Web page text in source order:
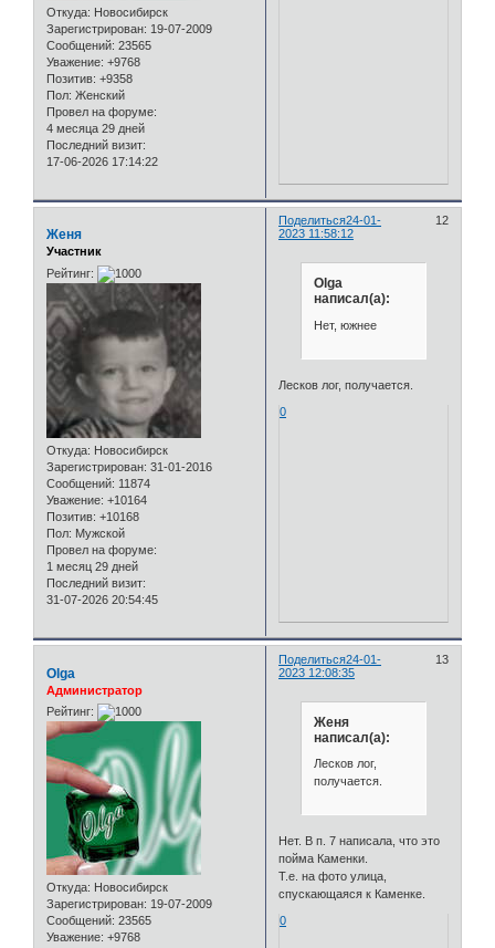
Откуда: Новосибирск
Зарегистрирован: 19-07-2009
Сообщений: 23565
Уважение: +9768
Позитив: +9358
Пол: Женский
Провел на форуме:
4 месяца 29 дней
Последний визит:
17-06-2026 17:14:22
Поделиться 12
24-01-
2023 11:58:12
Женя
Участник
Рейтинг:
Откуда: Новосибирск
Зарегистрирован: 31-01-2016
Сообщений: 11874
Уважение: +10164
Позитив: +10168
Пол: Мужской
Провел на форуме:
1 месяц 29 дней
Последний визит:
31-07-2026 20:54:45
Olga
написал(а):
Нет, южнее
Лесков лог, получается.
0
Поделиться 13
24-01-
2023 12:08:35
Olga
Администратор
Рейтинг:
Откуда: Новосибирск
Зарегистрирован: 19-07-2009
Сообщений: 23565
Уважение: +9768
Женя
написал(а):
Лесков лог,
получается.
Нет. В п. 7 написала, что это
пойма Каменки.
Т.е. на фото улица,
спускающаяся к Каменке.
0